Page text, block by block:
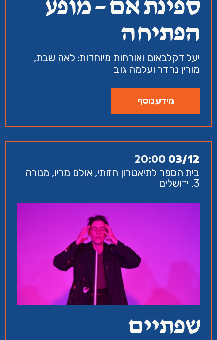
ספינת אם – מופע
הפתיחה
יעל דקלבאום ואורחות מיוחדות: לאה שבת,
מורין נהדר ועלמה גוב
מידע נוסף
03/12
20:00
בית הספר לתיאטרון חזותי, אולם מריו, מנורה
3, ירושלים
שפתיים